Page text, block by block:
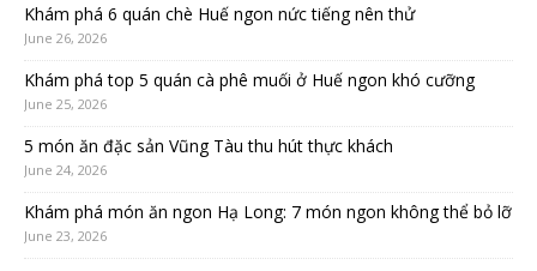
Khám phá 6 quán chè Huế ngon nức tiếng nên thử
June 26, 2026
Khám phá top 5 quán cà phê muối ở Huế ngon khó cưỡng
June 25, 2026
5 món ăn đặc sản Vũng Tàu thu hút thực khách
June 24, 2026
Khám phá món ăn ngon Hạ Long: 7 món ngon không thể bỏ lỡ
June 23, 2026